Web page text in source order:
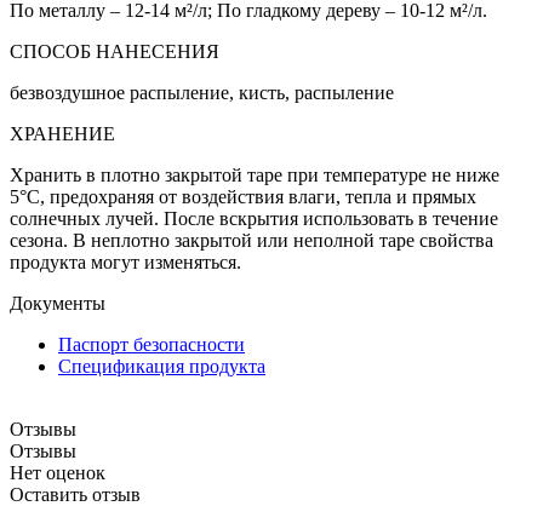
По металлу – 12-14 м²/л; По гладкому дереву – 10-12 м²/л.
СПОСОБ НАНЕСЕНИЯ
безвоздушное распыление, кисть, распыление
ХРАНЕНИЕ
Хранить в плотно закрытой таре при температуре не ниже
5°С, предохраняя от воздействия влаги, тепла и прямых
солнечных лучей. После вскрытия использовать в течение
сезона. В неплотно закрытой или неполной таре свойства
продукта могут изменяться.
Документы
Паспорт безопасности
Спецификация продукта
Отзывы
Отзывы
Нет оценок
Оставить отзыв